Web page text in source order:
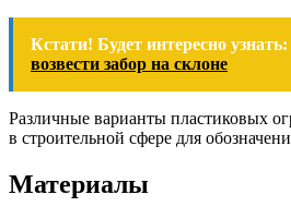
Кстати! Будет интересно узнать:
возвести забор на склоне
Различные варианты пластиковых
в строительной сфере для
Материалы